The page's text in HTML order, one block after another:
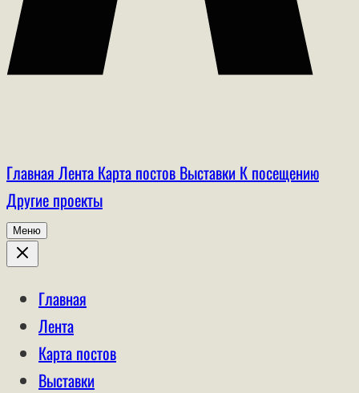
Главная Лента Карта постов Выставки К посещению
Другие проекты
Меню
Главная
Лента
Карта постов
Выставки